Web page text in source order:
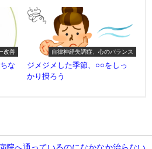
改善
な
自律神経失調症、心のバランス
ジメジメした季節、○○をしっ
かり摂ろう